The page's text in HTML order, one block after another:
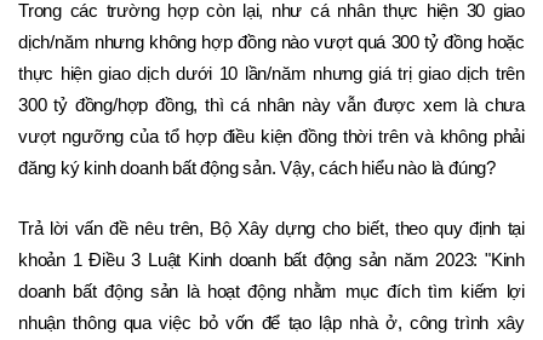
Trong các trường hợp còn lại, như cá nhân thực hiện 30 giao
dịch/năm nhưng không hợp đồng nào vượt quá 300 tỷ đồng hoặc
thực hiện giao dịch dưới 10 lần/năm nhưng giá trị giao dịch trên
300 tỷ đồng/hợp đồng, thì cá nhân này vẫn được xem là chưa
vượt ngưỡng của tổ hợp điều kiện đồng thời trên và không phải
đăng ký kinh doanh bất động sản. Vậy, cách hiểu nào là đúng?
Trả lời vấn đề nêu trên, Bộ Xây dựng cho biết, theo quy định tại
khoản 1 Điều 3 Luật Kinh doanh bất động sản năm 2023: "Kinh
doanh bất động sản là hoạt động nhằm mục đích tìm kiếm lợi
nhuận thông qua việc bỏ vốn để tạo lập nhà ở, công trình xây